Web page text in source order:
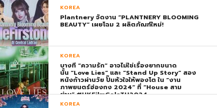
KOREA
Plantnery จัดงาน “PLANTNERY BLOOMING
BEAUTY” เผยโฉม 2 ผลิตภัณฑ์ใหม่!
KOREA
บางที “ความรัก” อาจไม่ใช่เรื่องยากขนาด
นั้น “Love Lies” และ “Stand Up Story” สอง
หนังก้าวผ่านวัย ปั๊มหัวใจให้พองโต ใน “งาน
ภาพยนตร์ฮ่องกง 2024” ที่ “House สาม
ย่าน” #HKFilmGalaTH2024
KOREA